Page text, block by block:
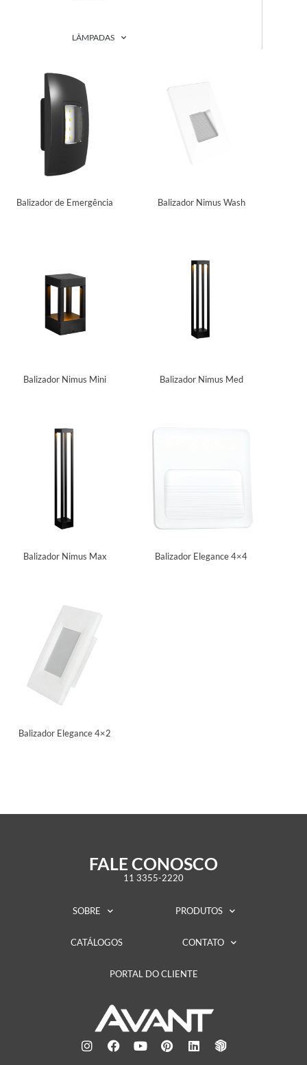
LÂMPADAS
Balizador de Emergência Balizador Nimus Wash
Balizador Nimus Mini Balizador Nimus Med
Balizador Nimus Max Balizador Elegance 4×4
Balizador Elegance 4×2
FALE CONOSCO
11 3355-2220
SOBRE PRODUTOS
CATÁLOGOS CONTATO
PORTAL DO CLIENTE